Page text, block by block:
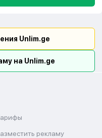
Unlim.ge
на Unlim.ge
рекламу